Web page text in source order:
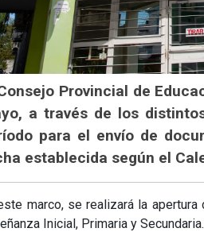
Provincial de
a través de los
para el envío de
establecida según el
marco, se realizará la
Inicial, Primaria y Secundaria.